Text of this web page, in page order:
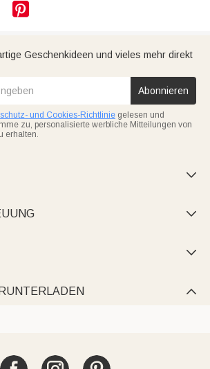

Geschenkideen und vieles mehr direkt
Abonnieren
und Cookies-Richtlinie gelesen und
zu, personalisierte werbliche Mitteilungen von
erhalten.



